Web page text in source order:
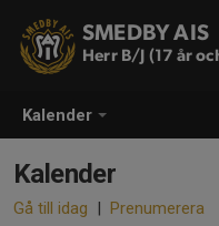
Kalender
SMEDBY AIS
Herr B/J (17 år
Kalender
Gå till idag | Prenumerera